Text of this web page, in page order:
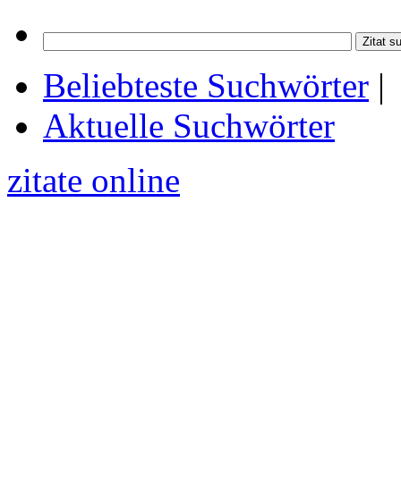
Beliebteste Suchwörter |
Aktuelle Suchwörter
zitate online